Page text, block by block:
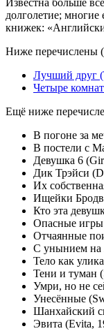
Известна больше
долголетие;
книжек:
Ниже перечислены
Лучший друг
Четыре
Ещё ниже
В погоне за
В постели с
Девушка 6
Дик Трэйси
Их
Ищейки
Кто эта
Опасные игры
Отчаянные
С унынием на
Тело как
Тени и туман
Умри, но не
Унесённые
Шанхайский
Эвита (Evita,